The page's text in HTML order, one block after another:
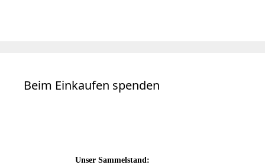
Beim Einkaufen spenden